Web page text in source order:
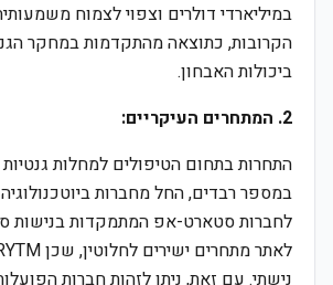
במיליארדי דולרים וצפוי לצמוח
הקרובות, כתוצאה מהתקדמות במחקר
ביכולות האבחון.
2. המתחרים העיקריים:
התחרות בתחום הטיפולים למחלות גנטיות
במספר רבדים, החל מחברות
לחברות סטארט-אפ המתמקדות בנישות
נישתי. עם זאת, ניתן לזהות חברות